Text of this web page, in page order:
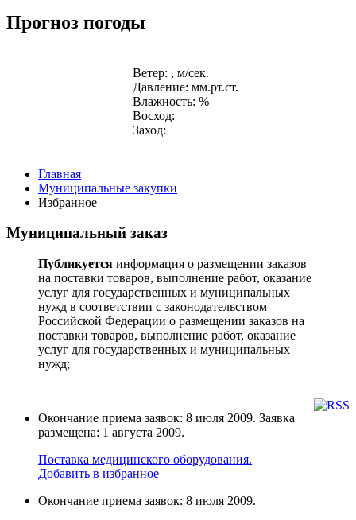
Прогноз погоды
Ветер: , м/сек.
Давление: мм.рт.ст.
Влажность: %
Восход:
Заход:
Главная
Муниципальные закупки
Избранное
Муниципальный заказ
Публикуется информация о размещении заказов
на поставки товаров, выполнение работ, оказание
услуг для государственных и муниципальных
нужд в соответствии с законодательством
Российской Федерации о размещении заказов на
поставки товаров, выполнение работ, оказание
услуг для государственных и муниципальных
нужд;
Окончание приема заявок: 8 июля 2009. Заявка
размещена: 1 августа 2009.
Поставка медицинского оборудования.
Добавить в избранное
Окончание приема заявок: 8 июля 2009.